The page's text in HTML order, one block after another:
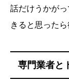
話だけうかが
きると思った
専門業者と